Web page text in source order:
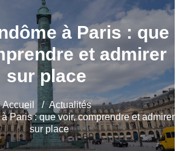
à Paris : que
et admirer
sur place
Accueil
Actualités
Paris : que voir, comprendre et admirer
sur place